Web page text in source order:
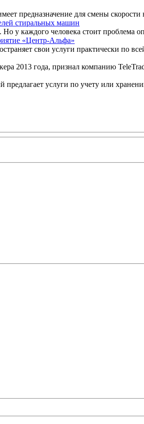
предназначение для смены скорости
стиральных машин
у каждого человека стоит проблема
«Центр-Альфа»
свои услуги практически по
2013 года, признал компанию
услуги по учету или